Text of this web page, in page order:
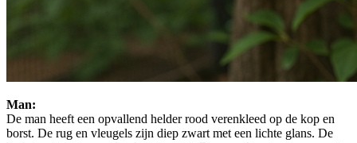
Man:
De man heeft een opvallend helder rood verenkleed op de kop en
borst. De rug en vleugels zijn diep zwart met een lichte glans. De